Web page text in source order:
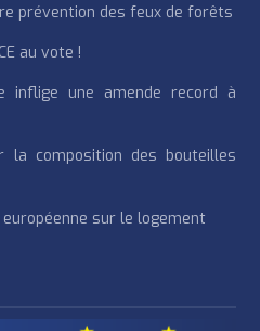
prévention des feux de forêts
au vote !
inflige une amende record à
la composition des bouteilles
sur le logement